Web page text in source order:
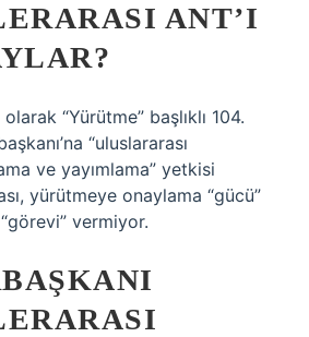
ANT’I
“Yürütme” başlıklı 104.
“uluslararası
ve yayımlama” yetkisi
yürütmeye onaylama “gücü”
vermiyor.